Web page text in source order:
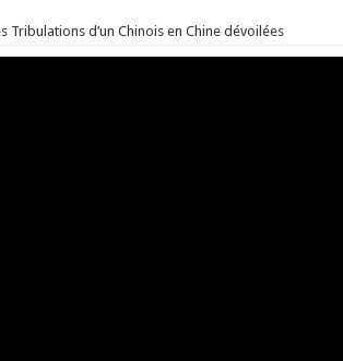
Tribulations d’un Chinois en Chine dévoilées